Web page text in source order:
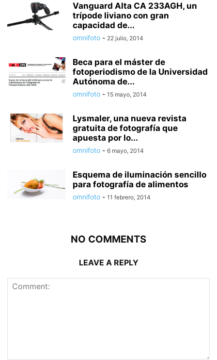
Vanguard Alta CA 233AGH, un
trípode liviano con gran
capacidad de...
omnifoto - 22 julio, 2014
Beca para el máster de
fotoperiodismo de la Universidad
Autónoma de...
omnifoto - 15 mayo, 2014
Lysmaler, una nueva revista
gratuita de fotografía que
apuesta por lo...
omnifoto - 6 mayo, 2014
Esquema de iluminación sencillo
para fotografía de alimentos
omnifoto - 11 febrero, 2014
NO COMMENTS
LEAVE A REPLY